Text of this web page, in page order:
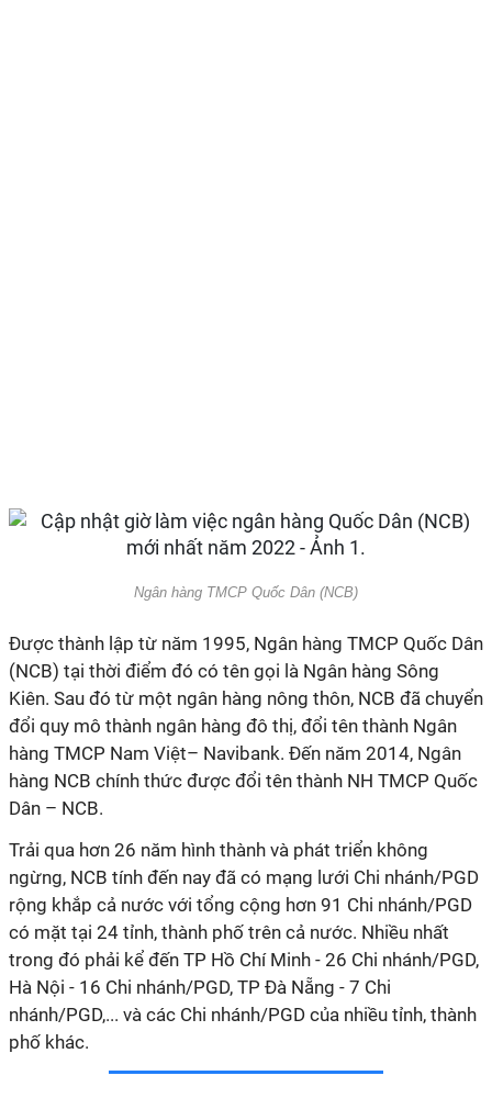
Ngân hàng TMCP Quốc Dân (NCB)
Được thành lập từ năm 1995, Ngân hàng TMCP Quốc Dân
(NCB) tại thời điểm đó có tên gọi là Ngân hàng Sông
Kiên. Sau đó từ một ngân hàng nông thôn, NCB đã chuyển
đổi quy mô thành ngân hàng đô thị, đổi tên thành Ngân
hàng TMCP Nam Việt– Navibank. Đến năm 2014, Ngân
hàng NCB chính thức được đổi tên thành NH TMCP Quốc
Dân – NCB.
Trải qua hơn 26 năm hình thành và phát triển không
ngừng, NCB tính đến nay đã có mạng lưới Chi nhánh/PGD
rộng khắp cả nước với tổng cộng hơn 91 Chi nhánh/PGD
có mặt tại 24 tỉnh, thành phố trên cả nước. Nhiều nhất
trong đó phải kể đến TP Hồ Chí Minh - 26 Chi nhánh/PGD,
Hà Nội - 16 Chi nhánh/PGD, TP Đà Nẵng - 7 Chi
nhánh/PGD,... và các Chi nhánh/PGD của nhiều tỉnh, thành
phố khác.